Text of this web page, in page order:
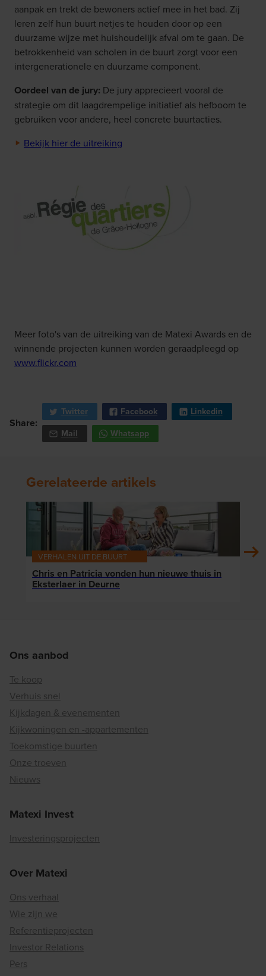
aanpak en trekt de bewoners actief mee in het bad. Zij
leren zelf hun buurt netjes te houden door op een
duurzame wijze met huishoudelijk afval om te gaan. De
betrokkenheid van scholen in de buurt zorgt voor een
intergenerationele en duurzame component.
Oordeel van de jury: De jury apprecieert vooral de
strategie om dit laagdrempelige initiatief als hefboom te
gebruiken voor andere, heel concrete buurtacties.
Bekijk hier de uitreiking
Meer foto's van de uitreiking van de Matexi Awards en de
winnende projecten kunnen worden geraadpleegd op
www.flickr.com
Share:
Twitter Facebook
Linkedin
Mail
Whatsapp
Gerelateerde artikels
VERHALEN UIT DE BUURT
Chris en Patricia vonden hun nieuwe thuis in
Eksterlaer in Deurne
Ons aanbod
Te koop
Verhuis snel
Kijkdagen & evenementen
Kijkwoningen en -appartementen
Toekomstige buurten
Onze troeven
Nieuws
Matexi Invest
Investeringsprojecten
Over Matexi
Ons verhaal
Wie zijn we
Referentieprojecten
Investor Relations
Pers